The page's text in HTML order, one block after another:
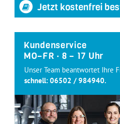
Jetzt kostenfrei
Kundenservice
MO–FR · 8 – 17 Uhr
Unser Team beantwortet Ihre
schnell: 06502 / 984940.